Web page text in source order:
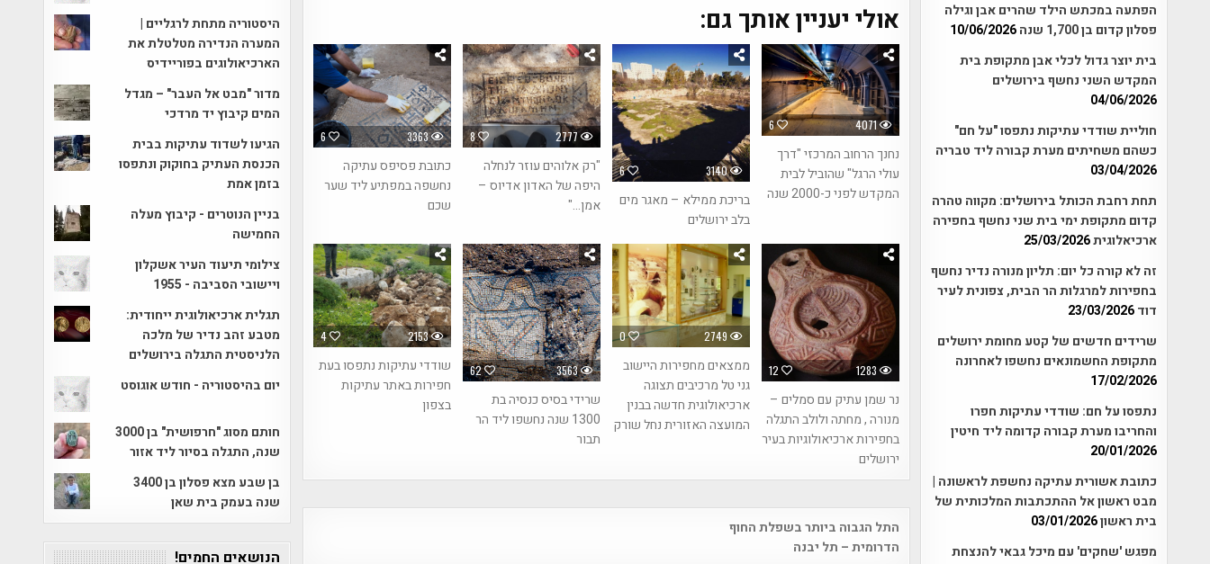
אולי יעניין אותך גם:
6 3363
כתובת פסיפס עתיקה
נחשפה במפתיע ליד שער
שכם
8 2777
"רק אלוהים עוזר לנחלה
היפה של האדון אדיוס –
אמן…"
6 3140
בריכת ממילא – מאגר מים
בלב ירושלים
6 4071
נחנך הרחוב המרכזי "דרך
עולי הרגל" שהוביל לבית
המקדש לפני כ-2000 שנה
4 2153
שודדי עתיקות נתפסו בעת
חפירות באתר עתיקות
בצפון
62 3563
שרידי בסיס כנסיה בת
1300 שנה נחשפו ליד הר
תבור
0 2749
ממצאים מחפירות היישוב
גני טל מרכיבים תצוגה
ארכיאולוגית חדשה בבנין
המועצה האזורית נחל שורק
12 1283
נר שמן עתיק עם סמלים –
מנורה , מחתה ולולב התגלה
בחפירות ארכיאולוגיות בעיר
ירושלים
Post
navigation
התל הגבוה ביותר בשפלת החוף
הדרומית – תל יבנה
הפתעה במכתש הילד שהרים אבן וגילה
פסלון קדום בן 1,700 שנה
10/06/2026
בית יוצר גדול לכלי אבן מתקופת בית
המקדש השני נחשף בירושלים
04/06/2026
חוליית שודדי עתיקות נתפסו "על חם"
כשהם משחיתים מערת קבורה ליד טבריה
03/04/2026
תחת רחבת הכותל בירושלים: מקווה טהרה
קדום מתקופת ימי בית שני נחשף בחפירה
ארכיאלוגית25/03/2026
זה לא קורה כל יום: תליון מנורה נדיר נחשף
בחפירות למרגלות הר הבית, צפונית לעיר
דוד23/03/2026
שרידים חדשים של קטע מחומת ירושלים
מתקופת החשמונאים נחשפו לאחרונה
17/02/2026
נתפסו על חם: שודדי עתיקות חפרו
והחריבו מערת קבורה קדומה ליד חיטין
20/01/2026
כתובת אשורית עתיקה נחשפת לראשונה |
מבט ראשון אל ההתכתבות המלכותית של
בית ראשון03/01/2026
מפגש 'שחקים' עם מיכל גבאי להנצחת
היסטוריה מתחת לרגליים |
המערה הנדירה מטלטלת את
הארכיאולוגים בפוריידיס
מדור "מבט אל העבר" – מגדל
המים קיבוץ יד מרדכי
הגיעו לשדוד עתיקות בבית
הכנסת העתיק בחוקוק ונתפסו
בזמן אמת
בניין הנוטרים - קיבוץ מעלה
החמישה
צילומי תיעוד העיר אשקלון
ויישובי הסביבה - 1955
תגלית ארכיאולוגית ייחודית:
מטבע זהב נדיר של מלכה
הלניסטית התגלה בירושלים
יום בהיסטוריה - חודש אוגוסט
חותם מסוג "חרפושית" בן 3000
שנה, התגלה בסיור ליד אזור
בן שבע מצא פסלון בן 3400
שנה בעמק בית שאן
הנושאים החמים!